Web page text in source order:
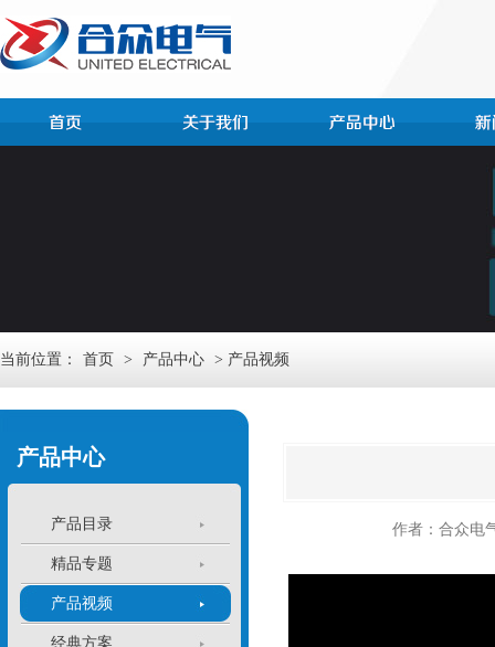
当前位置： 首页 > 产品中心 > 产品视频
产品中心
产品目录
精品专题
产品视频
经典方案
作者：合众电